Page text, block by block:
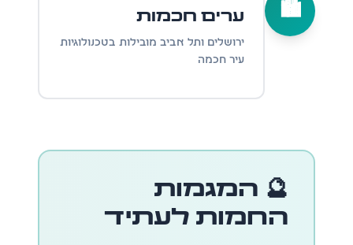
🏙️ ערים חכמות
ירושלים ותל אביב מובילות בטכנולוגיות
עיר חכמה
🔮 המגמות
החמות לעתיד